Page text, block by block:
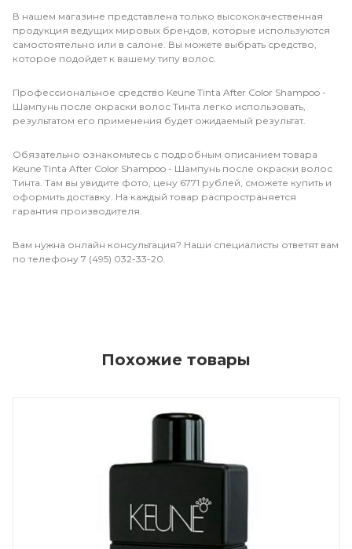
В нашем магазине представлена только высококачественная
продукция ведущих мировых брендов, которые используются
самостоятельно или в салоне. Вы можете выбрать средство,
которое подойдет к вашему типу волос.
Профессиональное средство Keune Tinta After Color Shampoo -
Шампунь после окраски волос Тинта легко использовать,
результатом его применения будет ожидаемый результат.
Обязательно ознакомьтесь с подробным описанием товара
Keune Tinta After Color Shampoo - Шампунь после окраски волос
Тинта. Там вы увидите фото, цену 6771 рублей, сможете купить и
оформить доставку. На каждый товар распространяется
гарантия производителя.
Вам нужна онлайн консультация? Наши специалисты ответят вам
по телефону 7 (495) 032-33-20.
Похожие товары